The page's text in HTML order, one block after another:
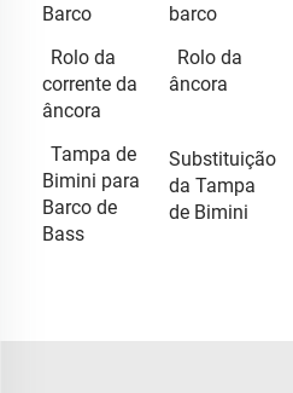
Barco
barco
Rolo da
corrente da
âncora
Rolo da
âncora
Tampa de
Bimini para
Barco de
Bass
Substituição
da Tampa
de Bimini